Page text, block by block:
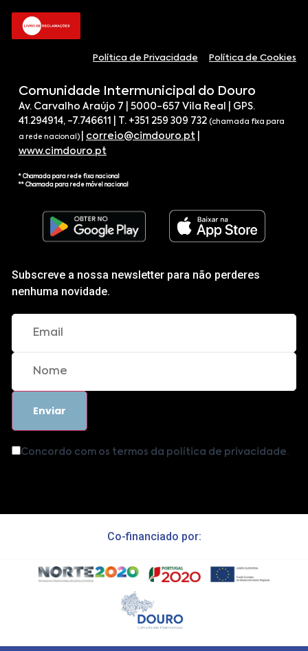
Política de Privacidade Política de Cookies
Comunidade Intermunicipal do Douro
Av. Carvalho Araújo 7 | 5000-657 Vila Real | GPS.
41.294914, -7.746611 | T. +351 259 309 732 (chamada fixa para
a rede nacional) correio@cimdouro.pt
www.cimdouro.pt
* Chamada para rede fixa nacional
** Chamada para rede móvel nacional
Subscreve a nossa newsletter para não perderes
nenhuma novidade.
Concordo com os termos da política de privacidade.
Co-financiado por: